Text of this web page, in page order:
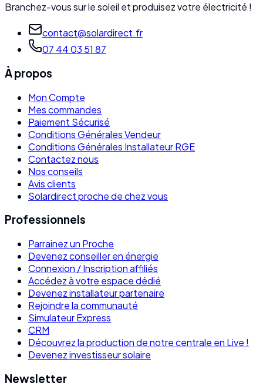
Branchez-vous sur le soleil et produisez votre électricité !
contact@solardirect.fr
07 44 03 51 87
À propos
Mon Compte
Mes commandes
Paiement Sécurisé
Conditions Générales Vendeur
Conditions Générales Installateur RGE
Contactez nous
Nos conseils
Avis clients
Solardirect proche de chez vous
Professionnels
Parrainez un Proche
Devenez conseiller en énergie
Connexion / Inscription affiliés
Accédez à votre espace dédié
Devenez installateur partenaire
Rejoindre la communauté
Simulateur Express
CRM
Découvrez la production de notre centrale en Live !
Devenez investisseur solaire
Newsletter